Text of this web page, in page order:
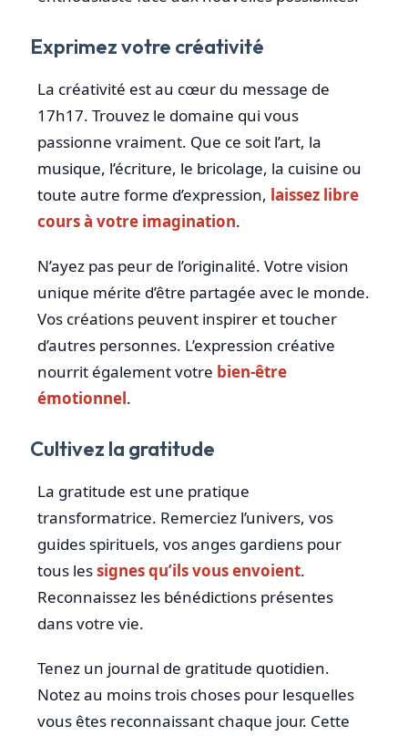
Exprimez votre créativité
La créativité est au cœur du message de
17h17. Trouvez le domaine qui vous
passionne vraiment. Que ce soit l’art, la
musique, l’écriture, le bricolage, la cuisine ou
toute autre forme d’expression, laissez libre
cours à votre imagination.
N’ayez pas peur de l’originalité. Votre vision
unique mérite d’être partagée avec le monde.
Vos créations peuvent inspirer et toucher
d’autres personnes. L’expression créative
nourrit également votre bien-être
émotionnel.
Cultivez la gratitude
La gratitude est une pratique
transformatrice. Remerciez l’univers, vos
guides spirituels, vos anges gardiens pour
tous lessignes qu’ils vous envoient.
Reconnaissez les bénédictions présentes
dans votre vie.
Tenez un journal de gratitude quotidien.
Notez au moins trois choses pour lesquelles
vous êtes reconnaissant chaque jour. Cette